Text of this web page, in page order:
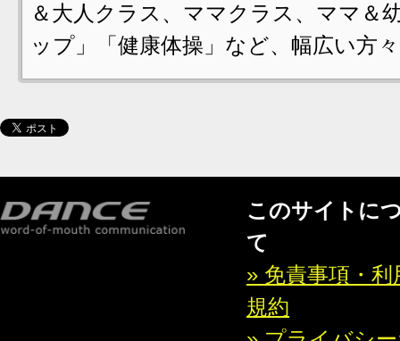
＆大人クラス、ママクラス、ママ＆
ップ」「健康体操」など、幅広い方
このサイトに
て
» 免責事項・利
規約